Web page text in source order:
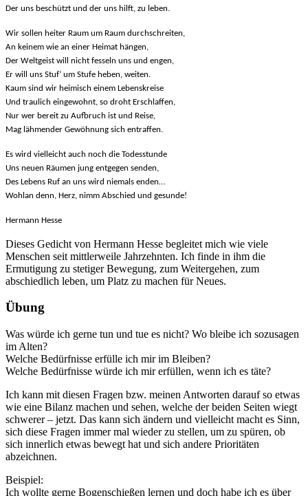
Der uns beschützt und der uns hilft, zu leben.
Wir sollen heiter Raum um Raum durchschreiten,
An keinem wie an einer Heimat hängen,
Der Weltgeist will nicht fesseln uns und engen,
Er will uns Stuf‘ um Stufe heben, weiten.
Kaum sind wir heimisch einem Lebenskreise
Und traulich eingewohnt, so droht Erschlaffen,
Nur wer bereit zu Aufbruch ist und Reise,
Mag lähmender Gewöhnung sich entraffen.
Es wird vielleicht auch noch die Todesstunde
Uns neuen Räumen jung entgegen senden,
Des Lebens Ruf an uns wird niemals enden…
Wohlan denn, Herz, nimm Abschied und gesunde!
Hermann Hesse
Dieses Gedicht von Hermann Hesse begleitet mich wie viele
Menschen seit mittlerweile Jahrzehnten. Ich finde in ihm die
Ermutigung zu stetiger Bewegung, zum Weitergehen, zum
abschiedlich leben, um Platz zu machen für Neues.
Übung
Was würde ich gerne tun und tue es nicht? Wo bleibe ich sozusagen
im Alten?
Welche Bedürfnisse erfülle ich mir im Bleiben?
Welche Bedürfnisse würde ich mir erfüllen, wenn ich es täte?
Ich kann mit diesen Fragen bzw. meinen Antworten darauf so etwas
wie eine Bilanz machen und sehen, welche der beiden Seiten wiegt
schwerer – jetzt. Das kann sich ändern und vielleicht macht es Sinn,
sich diese Fragen immer mal wieder zu stellen, um zu spüren, ob
sich innerlich etwas bewegt hat und sich andere Prioritäten
abzeichnen.
Beispiel:
Ich wollte gerne Bogenschießen lernen und doch habe ich es über